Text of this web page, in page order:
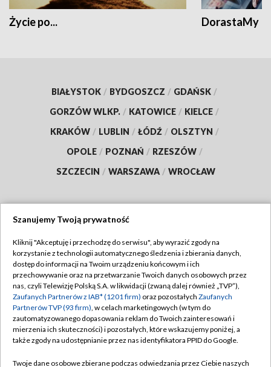
Życie po... DorastaMy
BIAŁYSTOK / BYDGOSZCZ / GDAŃSK /
GORZÓW WLKP. / KATOWICE / KIELCE /
KRAKÓW / LUBLIN / ŁÓDŹ / OLSZTYN /
OPOLE / POZNAŃ / RZESZÓW /
SZCZECIN / WARSZAWA / WROCŁAW
TVP
Abonament TVP
Emisja w TVP
Centrum informacji TVP
Naziemna Telewizja Cyfrowa
Regulamin TVP
Polityka prywatności
Moje zgody
Pomoc
Szanujemy Twoją prywatność
Kliknij "Akceptuję i przechodzę do serwisu", aby wyrazić zgody na
korzystanie z technologii automatycznego śledzenia i zbierania danych,
dostęp do informacji na Twoim urządzeniu końcowym i ich
przechowywanie oraz na przetwarzanie Twoich danych osobowych przez
nas, czyli Telewizję Polską S.A. w likwidacji (zwaną dalej również „TVP”),
Zaufanych Partnerów z IAB* (1201 firm) oraz pozostałych Zaufanych
Partnerów TVP (93 firm), w celach marketingowych (w tym do
zautomatyzowanego dopasowania reklam do Twoich zainteresowań i
mierzenia ich skuteczności) i pozostałych, które wskazujemy poniżej, a
także zgody na udostępnianie przez nas identyfikatora PPID do Google.
Twoje dane osobowe zbierane podczas odwiedzania przez Ciebie naszych